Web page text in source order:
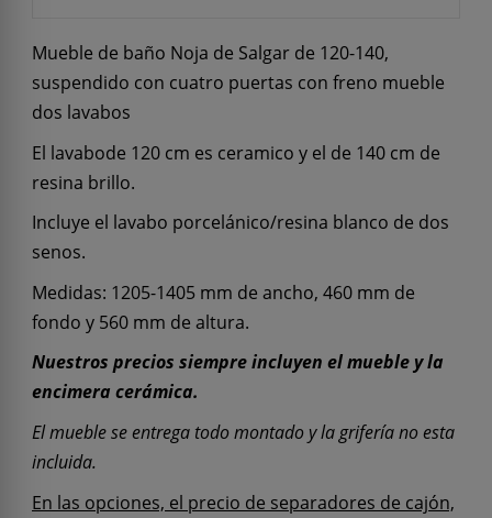
Mueble de baño Noja de Salgar de 120-140,
suspendido con cuatro puertas con freno mueble
dos lavabos
El lavabode 120 cm es ceramico y el de 140 cm de
resina brillo.
Incluye el lavabo porcelánico/resina blanco de dos
senos.
Medidas: 1205-1405 mm de ancho, 460 mm de
fondo y 560 mm de altura.
Nuestros precios siempre incluyen el mueble y la
encimera cerámica.
El mueble se entrega todo montado y la grifería no esta
incluida.
En las opciones, el precio de separadores de cajón,